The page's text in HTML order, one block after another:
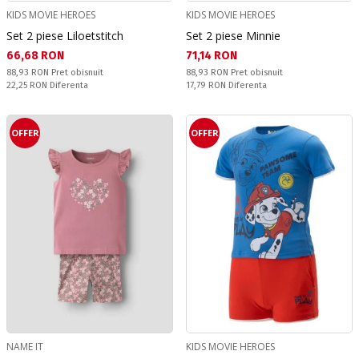
KIDS MOVIE HEROES
Set 2 piese Liloetstitch
Текуща цена:
66,68 RON
Pret obisnuit:
88,93 RON Pret obisnuit
Спестявате:
22,25 RON Diferenta
KIDS MOVIE HEROES
Set 2 piese Minnie
Текуща цена:
71,14 RON
Pret obisnuit:
88,93 RON Pret obisnuit
Спестявате:
17,79 RON Diferenta
OFFER
NAME IT
OFFER
KIDS MOVIE HEROES